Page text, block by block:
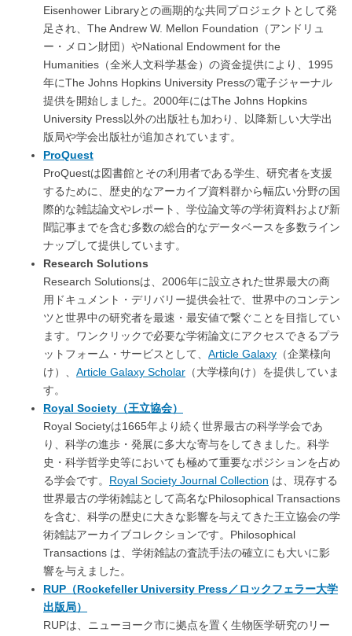
Eisenhower Libraryとの画期的な共同プロジェクトとして発
足され、The Andrew W. Mellon Foundation（アンドリュ
ー・メロン財団）やNational Endowment for the
Humanities（全米人文科学基金）の資金提供により、1995
年にThe Johns Hopkins University Pressの電子ジャーナル
提供を開始しました。2000年にはThe Johns Hopkins
University Press以外の出版社も加わり、以降新しい大学出
版局や学会出版社が追加されています。
ProQuest
ProQuestは図書館とその利用者である学生、研究者を支援
するために、歴史的なアーカイブ資料群から幅広い分野の国
際的な雑誌論文やレポート、学位論文等の学術資料および新
聞記事までを含む多数の総合的なデータベースを多数ライン
ナップして提供しています。
Research Solutions
Research Solutionsは、2006年に設立された世界最大の商
用ドキュメント・デリバリー提供会社で、世界中のコンテン
ツと世界中の研究者を最速・最安値で繋ぐことを目指してい
ます。ワンクリックで必要な学術論文にアクセスできるプラ
ットフォーム・サービスとして、 Article Galaxy （企業様向
け）、 Article Galaxy Scholar （大学様向け）を提供していま
す。
Royal Society（王立協会）
Royal Societyは1665年より続く世界最古の科学学会であ
り、科学の進歩・発展に多大な寄与をしてきました。科学
史・科学哲学史等においても極めて重要なポジションを占め
る学会です。 Royal Society Journal Collection は、現存する
世界最古の学術雑誌として高名なPhilosophical Transactions
を含む、科学の歴史に大きな影響を与えてきた王立協会の学
術雑誌アーカイブコレクションです。Philosophical
Transactions は、学術雑誌の査読手法の確立にも大いに影
響を与えました。
RUP（Rockefeller University Press／ロックフェラー大学
出版局）
RUPは、ニューヨーク市に拠点を置く生物医学研究のリー